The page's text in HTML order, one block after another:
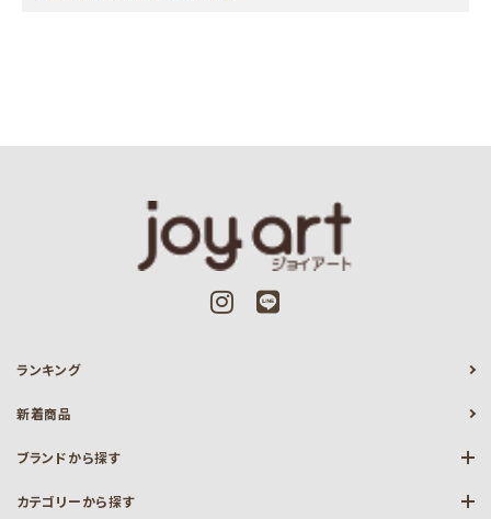
ランキング
新着商品
ブランドから探す
カテゴリーから探す